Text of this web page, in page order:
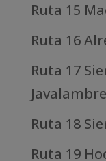
Ruta 15
Ruta 16
Ruta 17
Javalambre
Ruta 18
Ruta 19